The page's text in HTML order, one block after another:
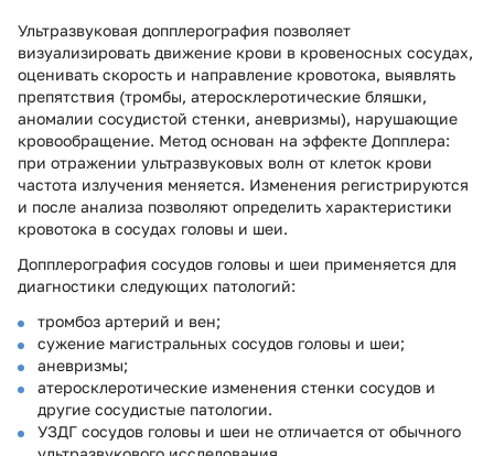
Ультразвуковая допплерография позволяет
визуализировать движение крови в кровеносных сосудах,
оценивать скорость и направление кровотока, выявлять
препятствия (тромбы, атеросклеротические бляшки,
аномалии сосудистой стенки, аневризмы), нарушающие
кровообращение. Метод основан на эффекте Допплера:
при отражении ультразвуковых волн от клеток крови
частота излучения меняется. Изменения регистрируются
и после анализа позволяют определить характеристики
кровотока в сосудах головы и шеи.
Допплерография сосудов головы и шеи применяется для
диагностики следующих патологий:
тромбоз артерий и вен;
сужение магистральных сосудов головы и шеи;
аневризмы;
атеросклеротические изменения стенки сосудов и
другие сосудистые патологии.
УЗДГ сосудов головы и шеи не отличается от обычного